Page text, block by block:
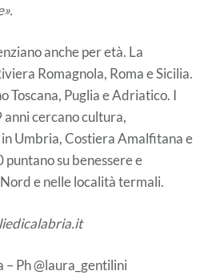
anche per età. La
Romagnola, Roma e Sicilia.
Toscana, Puglia e Adriatico. I
cercano cultura,
Umbria, Costiera Amalfitana e
su benessere e
e nelle località termali.
Ph @laura_gentilini